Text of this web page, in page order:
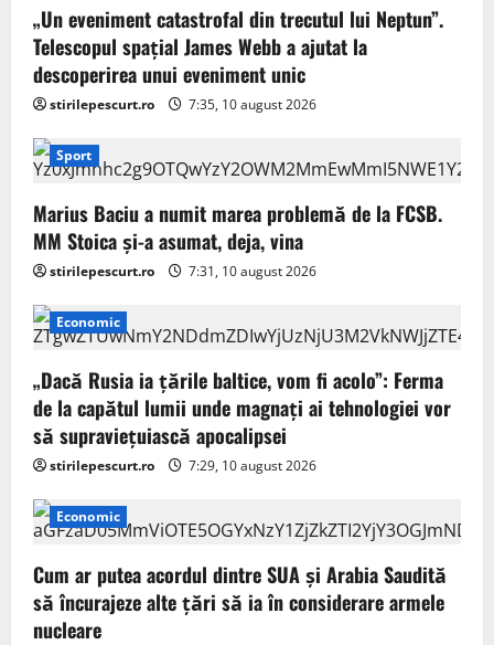
„Un eveniment catastrofal din trecutul lui Neptun”.
Telescopul spațial James Webb a ajutat la
descoperirea unui eveniment unic
stirilepescurt.ro 7:35, 10 august 2026
Sport
Marius Baciu a numit marea problemă de la FCSB.
MM Stoica și-a asumat, deja, vina
stirilepescurt.ro 7:31, 10 august 2026
Economic
„Dacă Rusia ia țările baltice, vom fi acolo”: Ferma
de la capătul lumii unde magnați ai tehnologiei vor
să supraviețuiască apocalipsei
stirilepescurt.ro 7:29, 10 august 2026
Economic
Cum ar putea acordul dintre SUA și Arabia Saudită
să încurajeze alte țări să ia în considerare armele
nucleare